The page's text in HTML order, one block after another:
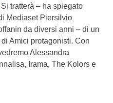
Si tratterà – ha spiegato
Mediaset Piersilvio
da diversi anni – di un
Amici protagonisti. Con
Alessandra
Irama, The Kolors e